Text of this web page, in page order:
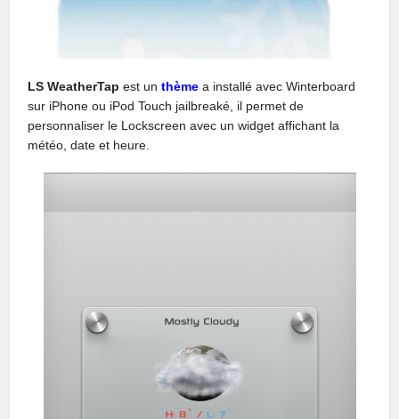
LS WeatherTap est unthème a installé avec Winterboard
sur iPhone ou iPod Touch jailbreaké, il permet de
personnaliser le Lockscreen avec un widget affichant la
météo, date et heure.